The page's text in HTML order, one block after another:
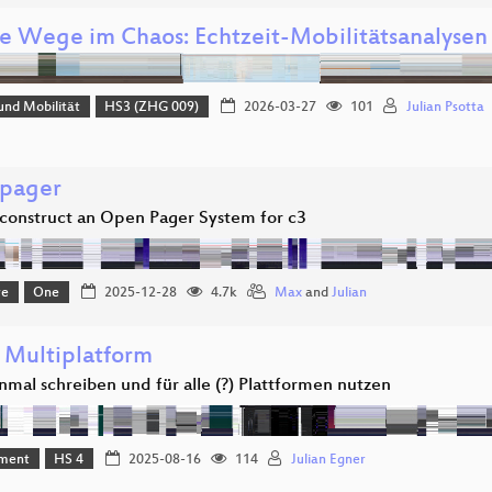
Wege im Chaos: Echtzeit-
Mobilität HS3 (ZHG 009) 2026-03-27 101 Julian Psotta
an Open Pager System for c3
One 2025-12-28 4.7k Maxand Julian
Multiplatform
schreiben und für alle (?) Plattformen nutzen
HS 4 2025-08-16 114 Julian Egner